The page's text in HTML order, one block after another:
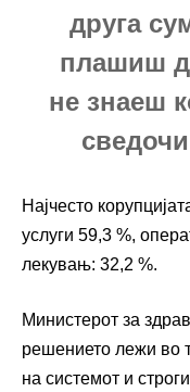
друга
плашиш
не знаеш
Најчесто
услуги 59,3 %,
лекувањ: 32,2 %.
Министерот за
решението лежи во
на системот и